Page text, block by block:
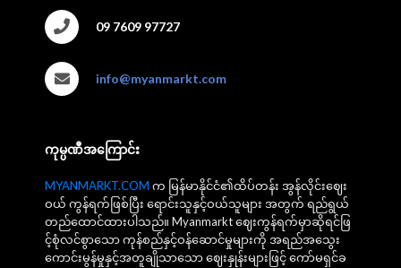
09 7609 97727
info@myanmarkt.com
ကုမ္ပဏီအကြောင်း
MYANMARKT.COM က မြန်မာနိုင်ငံ၏ထိပ်တန်း အွန်လိုင်းဈေး
ဝယ် ကွန်ရက်ဖြစ်ပြီး ရောင်းသူနှင့်ဝယ်သူများ အတွက် ရည်ရွယ်
တည်ထောင်ထားပါသည်။ Myanmarkt ဈေးကွန်ရက်မှာဆိုရင်ဖြ
င့်စုံလင်စွာသော ကုန်စည်နှင့်ဝန်ဆောင်မှုများကို အရည်အသွေး
ကောင်းမွန်မှုနှင့်အတူချိုသာသော ဈေးနှုန်းများဖြင့် ကော်မရှင်ခ